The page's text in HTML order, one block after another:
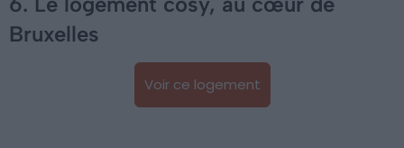
Bruxelles
Voir ce logement